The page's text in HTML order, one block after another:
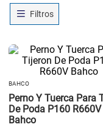
BAHCO
Perno Y Tuerca Para
De Poda P160 R660V
Bahco